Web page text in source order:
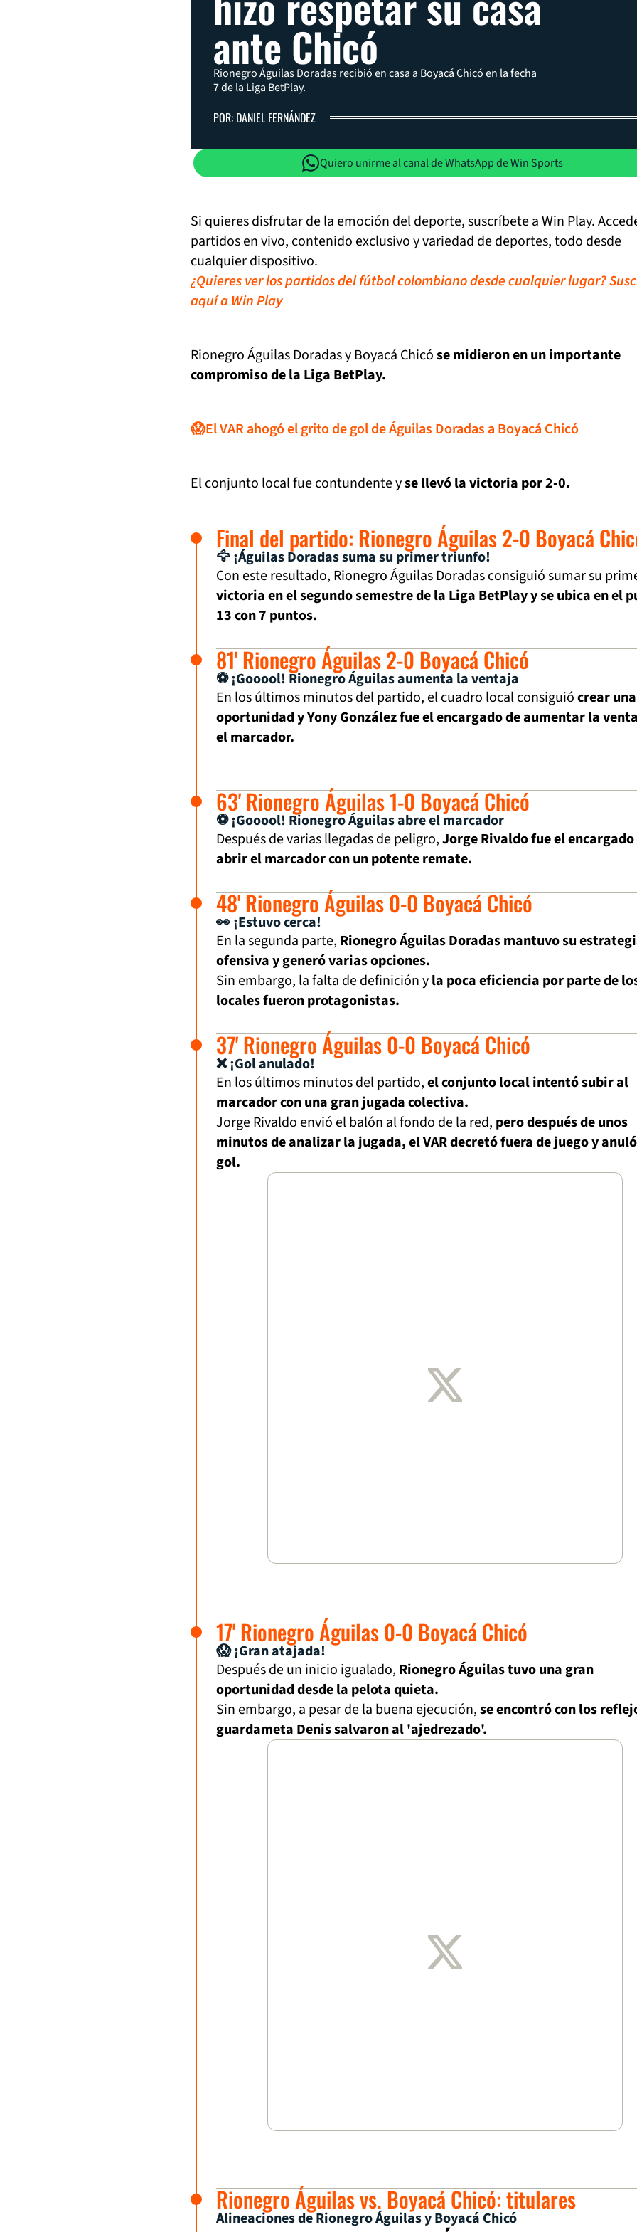
ante Chicó
Rionegro Águilas Doradas recibió en casa a Boyacá Chicó en la fecha
7 de la Liga BetPlay.
POR: DANIEL FERNÁNDEZ
Quiero unirme al canal de WhatsApp de Win Sports
Si quieres disfrutar de la emoción del deporte, suscríbete a Win Play.
partidos en vivo, contenido exclusivo y variedad de deportes, todo desde
cualquier dispositivo.
¿Quieres ver los partidos del fútbol colombiano desde cualquier lugar?
aquí a Win Play
Rionegro Águilas Doradas y Boyacá Chicóse midieron en un importante
compromiso de la Liga BetPlay.
😱El VAR ahogó el grito de gol de Águilas Doradas a Boyacá Chicó
El conjunto local fue contundente yse llevó la victoria por 2-0.
Final del partido: Rionegro Águilas 2-0 Boyacá
🦅 ¡Águilas Doradas suma su primer triunfo!
Con este resultado, Rionegro Águilas Doradas consiguió sumar su
victoria en el segundo semestre de la Liga BetPlay y se ubica en el
13 con 7 puntos.
81' Rionegro Águilas 2-0 Boyacá Chicó
⚽ ¡Gooool! Rionegro Águilas aumenta la ventaja
En los últimos minutos del partido, el cuadro local consiguiócrear
oportunidad y Yony González fue el encargado de aumentar la
el marcador.
63' Rionegro Águilas 1-0 Boyacá Chicó
⚽ ¡Gooool! Rionegro Águilas abre el marcador
Después de varias llegadas de peligro,Jorge Rivaldo fue el encargado
abrir el marcador con un potente remate.
48' Rionegro Águilas 0-0 Boyacá Chicó
👀 ¡Estuvo cerca!
En la segunda parte, Rionegro Águilas Doradas mantuvo su
ofensiva y generó varias opciones.
Sin embargo, la falta de definición yla poca eficiencia por parte de
locales fueron protagonistas.
37' Rionegro Águilas 0-0 Boyacá Chicó
❌ ¡Gol anulado!
En los últimos minutos del partido,el conjunto local intentó subir al
marcador con una gran jugada colectiva.
Jorge Rivaldo envió el balón al fondo de la red, pero después de unos
minutos de analizar la jugada, el VAR decretó fuera de juego y
gol.
17' Rionegro Águilas 0-0 Boyacá Chicó
😱 ¡Gran atajada!
Después de un inicio igualado, Rionegro Águilas tuvo una gran
oportunidad desde la pelota quieta.
Sin embargo, a pesar de la buena ejecución,se encontró con los
guardameta Denis salvaron al 'ajedrezado'.
Rionegro Águilas vs. Boyacá Chicó: titulares
Alineaciones de Rionegro Águilas y Boyacá Chicó